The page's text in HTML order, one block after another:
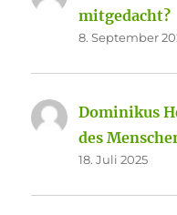
mitgedacht?
8. September
Dominikus
des
18. Juli 2025